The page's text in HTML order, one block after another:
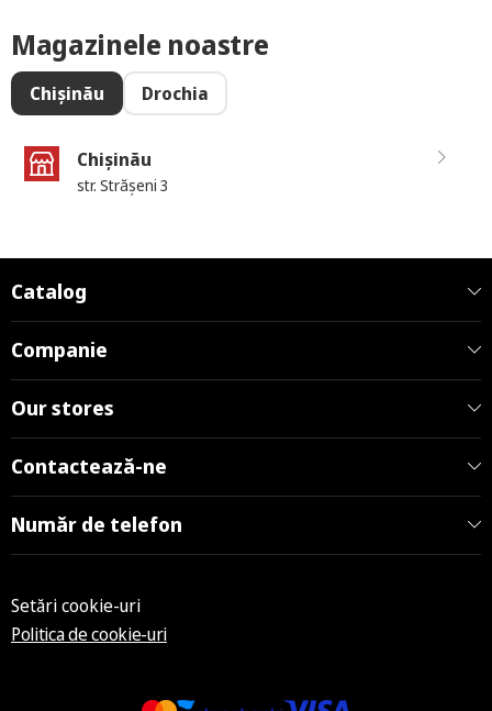
Magazinele noastre
Chișinău Drochia
Chișinău
str. Strășeni 3
Catalog
Companie
Our stores
Contactează-ne
Număr de telefon
Setări cookie-uri
Politica de cookie-uri